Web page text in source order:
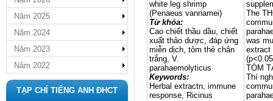
Năm 2025
Năm 2024
Năm 2023
Năm 2022
TẠP CHÍ TIẾNG ANH ĐHCT
white leg shrimp
(Penaeus vannamei)
Từ khóa:
Cao chiết thầu dầu, chiết
xuất thảo dược, đáp ứng
miễn dịch, tôm thẻ chân
trắng, V.
parahaemolyticus
Keywords:
Herbal extractn, immune
response, Ricinus
The
was
extract
TÓM
Thí